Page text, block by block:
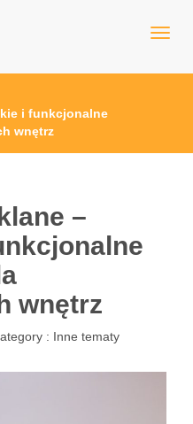
i funkcjonalne
wnętrz
–
wnętrz
: Inne tematy